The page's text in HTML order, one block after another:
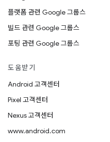
플랫폼 관련 Google 그룹스
빌드 관련 Google 그룹스
포팅 관련 Google 그룹스
도움받기
Android 고객센터
Pixel 고객센터
Nexus 고객센터
www.android.com